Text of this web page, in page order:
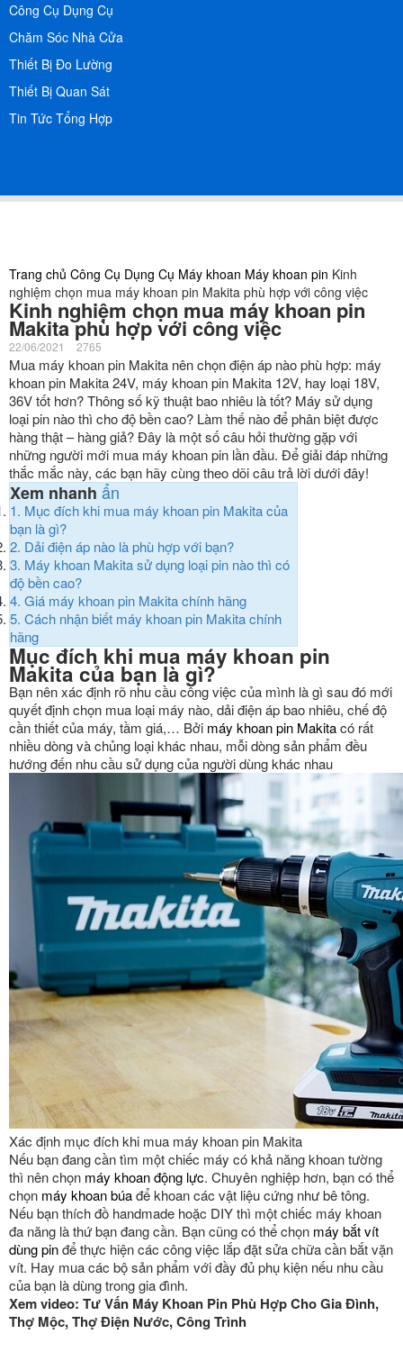
Công Cụ Dụng Cụ
Chăm Sóc Nhà Cửa
Thiết Bị Đo Lường
Thiết Bị Quan Sát
Tin Tức Tổng Hợp
Trang chủ Công Cụ Dụng Cụ Máy khoan Máy khoan pin Kinh
nghiệm chọn mua máy khoan pin Makita phù hợp với công việc
Kinh nghiệm chọn mua máy khoan pin
Makita phù hợp với công việc
22/06/2021 2765
Mua máy khoan pin Makita nên chọn điện áp nào phù hợp: máy
khoan pin Makita 24V, máy khoan pin Makita 12V, hay loại 18V,
36V tốt hơn? Thông số kỹ thuật bao nhiêu là tốt? Máy sử dụng
loại pin nào thì cho độ bền cao? Làm thế nào để phân biệt được
hàng thật – hàng giả? Đây là một số câu hỏi thường gặp với
những người mới mua máy khoan pin lần đầu. Để giải đáp những
thắc mắc này, các bạn hãy cùng theo dõi câu trả lời dưới đây!
Xem nhanh ẩn
1. Mục đích khi mua máy khoan pin Makita của
bạn là gì?
2. Dải điện áp nào là phù hợp với bạn?
3. Máy khoan Makita sử dụng loại pin nào thì có
độ bền cao?
4. Giá máy khoan pin Makita chính hãng
5. Cách nhận biết máy khoan pin Makita chính
hãng
Mục đích khi mua máy khoan pin
Makita của bạn là gì?
Bạn nên xác định rõ nhu cầu công việc của mình là gì sau đó mới
quyết định chọn mua loại máy nào, dải điện áp bao nhiêu, chế độ
cần thiết của máy, tầm giá,… Bởi máy khoan pin Makitacó rất
nhiều dòng và chủng loại khác nhau, mỗi dòng sản phẩm đều
hướng đến nhu cầu sử dụng của người dùng khác nhau
Xác định mục đích khi mua máy khoan pin Makita
Nếu bạn đang cần tìm một chiếc máy có khả năng khoan tường
thì nên chọn máy khoan động lực. Chuyên nghiệp hơn, bạn có thể
chọn máy khoan búađể khoan các vật liệu cứng như bê tông.
Nếu bạn thích đồ handmade hoặc DIY thì một chiếc máy khoan
đa năng là thứ bạn đang cần. Bạn cũng có thể chọn máy bắt vít
dùng pinđể thực hiện các công việc lắp đặt sửa chữa cần bắt vặn
vít. Hay mua các bộ sản phẩm với đầy đủ phụ kiện nếu nhu cầu
của bạn là dùng trong gia đình.
Xem video: Tư Vấn Máy Khoan Pin Phù Hợp Cho Gia Đình,
Thợ Mộc, Thợ Điện Nước, Công Trình